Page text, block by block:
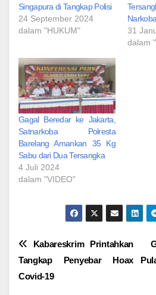
Singapura di Tangkap Polisi
24 September 2024
dalam "HUKUM"
Narkoba
31
dalam
Gagal Beredar ke Jakarta,
Satnarkoba Polresta
Barelang Amankan 35 Kg
Sabu dari Dua Tersangka
4 Juli 2024
dalam "VIDEO"
Navigasi
pos
Kabareskrim Printahkan
Tangkap Penyebar Hoax
Covid-19